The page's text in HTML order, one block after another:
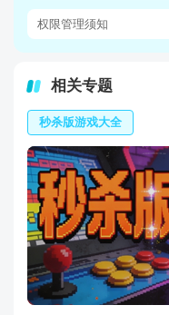
权限管理须知
相关专题
秒杀版游戏大全